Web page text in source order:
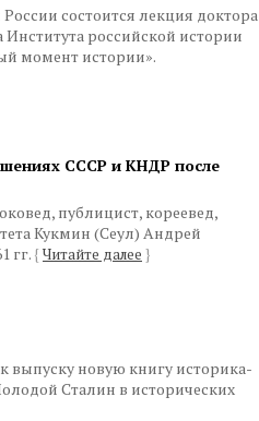
состоится лекция доктора
Института российской истории
момент истории».
СССР и КНДР после
публицист, кореевед,
Кукмин (Сеул) Андрей
гг. { Читайте далее }
новую книгу историка-
Сталин в исторических